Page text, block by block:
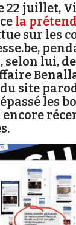
un don
à Vera
22 juillet,
la
sur les
selon lui,
site
les